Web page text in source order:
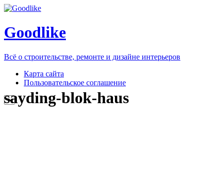
Goodlike
Всё о строительстве, ремонте и дизайне интерьеров
Карта сайта
Пользовательское соглашение
sayding-blok-haus